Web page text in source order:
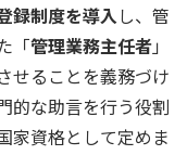
録制度を導入し、管
「管理業務主任者」
せることを義務づけ
的な助言を行う役割
家資格として定めま